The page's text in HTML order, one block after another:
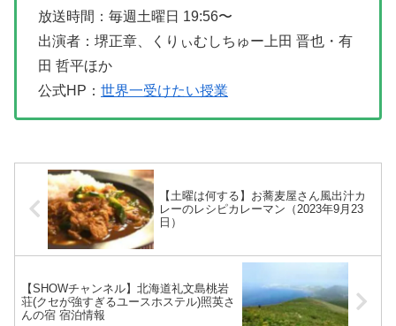
放送時間：毎週土曜日 19:56〜
出演者：堺正章、くりぃむしちゅー上田 晋也・有
田 哲平ほか
公式HP： 世界一受けたい授業
【土曜は何する】お蕎麦屋さん風出汁カ
レーのレシピカレーマン（2023年9月23
日）
【SHOWチャンネル】北海道礼文島桃岩
荘(クセが強すぎるユースホステル)照英さ
んの宿 宿泊情報